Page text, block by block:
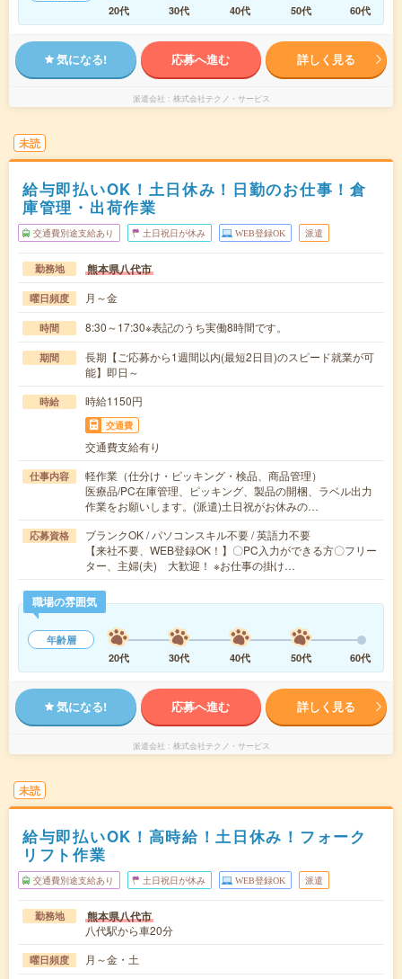
20代
30代 40代 50代 60代
気になる! 応募へ進む 詳しく見る
派遣会社 株式会社テクノ・サービス
未読
給与即払いOK！土日休み！日勤のお仕事！倉
庫管理・出荷作業
交通費別途支給あり 土日祝日が休み WEB登録OK 派遣
勤務地 熊本県八代市
曜日頻度 月～金
時間 8:30～17:30※表記のうち実働8時間です。
期間
長期【ご応募から1週間以内(最短2日目)のスピード就業が可
能】即日～
時給 時給1150円
交通費
交通費支給有り
仕事内容
軽作業（仕分け・ピッキング・検品、商品管理）
医療品/PC在庫管理、ピッキング、製品の開梱、ラベル出力
作業をお願いします。(派遣)土日祝がお休みの…
応募資格
ブランクOK / パソコンスキル不要 / 英語力不要
【来社不要、WEB登録OK！】〇PC入力ができる方〇フリー
ター、主婦(夫) 大歓迎！ ※お仕事の掛け…
職場の雰囲気
年齢層
20代
30代 40代 50代 60代
気になる! 応募へ進む 詳しく見る
派遣会社 株式会社テクノ・サービス
未読
給与即払いOK！高時給！土日休み！フォーク
リフト作業
交通費別途支給あり 土日祝日が休み WEB登録OK 派遣
勤務地 熊本県八代市
八代駅から車20分
曜日頻度 月～金・土